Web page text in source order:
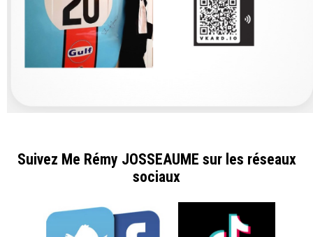
Suivez Me Rémy JOSSEAUME sur les réseaux
sociaux